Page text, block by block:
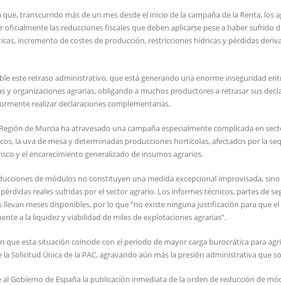
transcurrido más de un mes desde el inicio de la campaña de la Renta, los
las reducciones fiscales que deben aplicarse pese a haber sufrido
incremento de costes de producción, restricciones hídricas y pérdidas
este retraso administrativo, que está generando una enorme inseguridad
y organizaciones agrarias, obligando a muchos productores a retrasar sus
realizar declaraciones complementarias.
de Murcia ha atravesado una campaña especialmente complicada en
la uva de mesa y determinadas producciones hortícolas, afectados por la
y el encarecimiento generalizado de insumos agrarios.
de módulos no constituyen una medida excepcional improvisada,
reales sufridas por el sector agrario. Los informes técnicos, partes de
meses disponibles, por lo que “no existe ninguna justificación para que
a la liquidez y viabilidad de miles de explotaciones agrarias”.
que esta situación coincide con el periodo de mayor carga burocrática para
Solicitud Única de la PAC, agravando aún más la presión administrativa que
al Gobierno de España la publicación inmediata de la orden de reducción de